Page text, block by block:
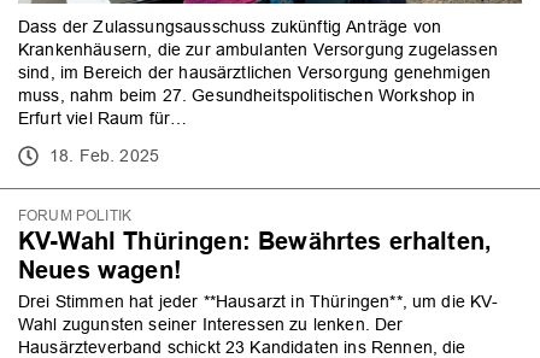
Dass der Zulassungsausschuss zukünftig Anträge von
Krankenhäusern, die zur ambulanten Versorgung zugelassen
sind, im Bereich der hausärztlichen Versorgung genehmigen
muss, nahm beim 27. Gesundheitspolitischen Workshop in
Erfurt viel Raum für…
18. Feb. 2025
FORUM POLITIK
KV-Wahl Thüringen: Bewährtes erhalten,
Neues wagen!
Drei Stimmen hat jeder **Hausarzt in Thüringen**, um die KV-
Wahl zugunsten seiner Interessen zu lenken. Der
Hausärzteverband schickt 23 Kandidaten ins Rennen, die